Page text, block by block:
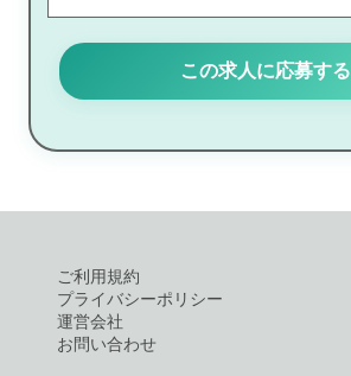
この求人に応募する
ご利用規約
プライバシーポリシー
運営会社
お問い合わせ